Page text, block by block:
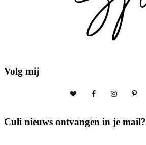
Volg mij
Culi nieuws ontvangen in je mail?